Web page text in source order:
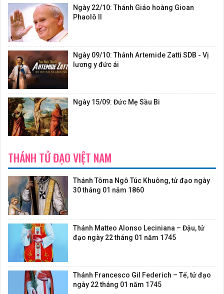
Ngày 22/10: Thánh Giáo hoàng Gioan
Phaolô II
Ngày 09/10: Thánh Artemide Zatti SDB - Vị
lương y đức ái
Ngày 15/09: Đức Mẹ Sầu Bi
THÁNH TỬ ĐẠO VIỆT NAM
Thánh Tôma Ngô Túc Khuông, tử đạo ngày
30 tháng 01 năm 1860
Thánh Matteo Alonso Leciniana – Đậu, tử
đạo ngày 22 tháng 01 năm 1745
Thánh Francesco Gil Federich – Tế, tử đạo
ngày 22 tháng 01 năm 1745